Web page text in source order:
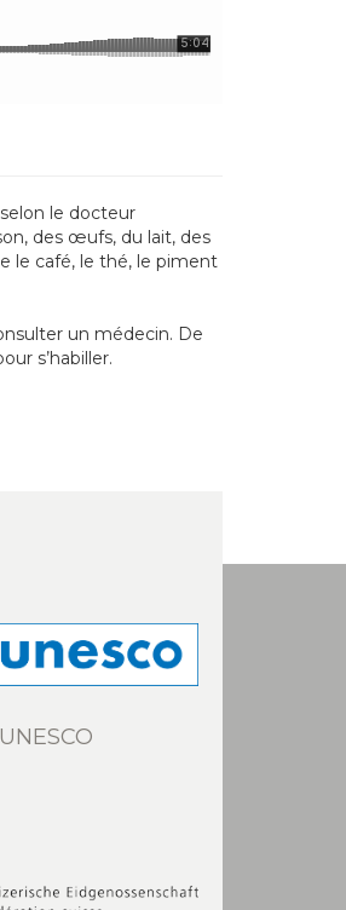
le docteur
des œufs, du lait, des
le café, le thé, le piment
un médecin. De
s’habiller.
UNESCO